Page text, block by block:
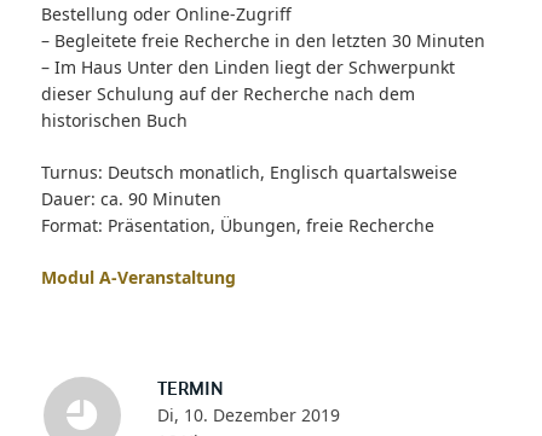
TERMIN
Di, 10. Dezember 2019
Bestellung oder Online-Zugriff
– Begleitete freie Recherche in den letzten 30 Minuten
– Im Haus Unter den Linden liegt der Schwerpunkt
dieser Schulung auf der Recherche nach dem
historischen Buch
Turnus: Deutsch monatlich, Englisch quartalsweise
Dauer: ca. 90 Minuten
Format: Präsentation, Übungen, freie Recherche
Modul A-Veranstaltung